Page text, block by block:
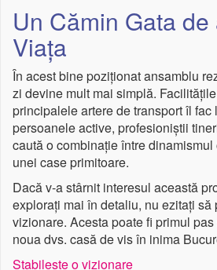
Un Cămin Gata
Viața
În acest bine poziționat ansamblu
zi devine mult mai simplă.
principalele artere de transport îl fac
persoanele active, profesioniștii
caută o combinație între
unei case primitoare.
Dacă v-a stârnit interesul această
explorați mai în detaliu, nu ezitați să
vizionare. Acesta poate fi primul
noua dvs. casă de vis în inima
Stabileste o vizionare